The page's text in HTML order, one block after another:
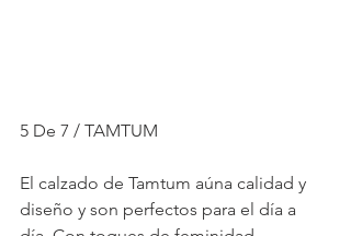
5 De 7 / TAMTUM
El calzado de Tamtum aúna calidad y
diseño y son perfectos para el día a